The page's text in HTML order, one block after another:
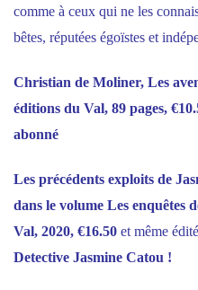
comme à ceux qui ne les
bêtes, réputées égoïstes et
Christian de Moliner, Les
éditions du Val, 89 pages,
abonné
Les précédents exploits de
dans le volume Les enquêtes
Val, 2020, €16.50 et même
Detective Jasmine Catou !